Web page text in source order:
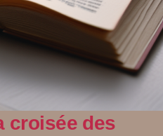
croisée des